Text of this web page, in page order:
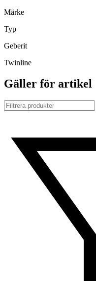
Märke
Typ
Geberit
Twinline
Gäller för artikel